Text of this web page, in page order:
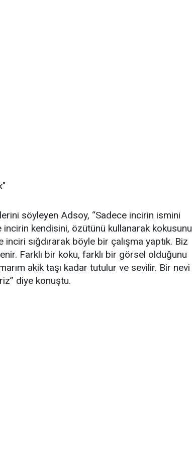
söyleyen Adsoy, “Sadece incirin ismini
kendisini, özütünü kullanarak kokusunu
sığdırarak böyle bir çalışma yaptık. Biz
Farklı bir koku, farklı bir görsel olduğunu
akik taşı kadar tutulur ve sevilir. Bir nevi
diye konuştu.